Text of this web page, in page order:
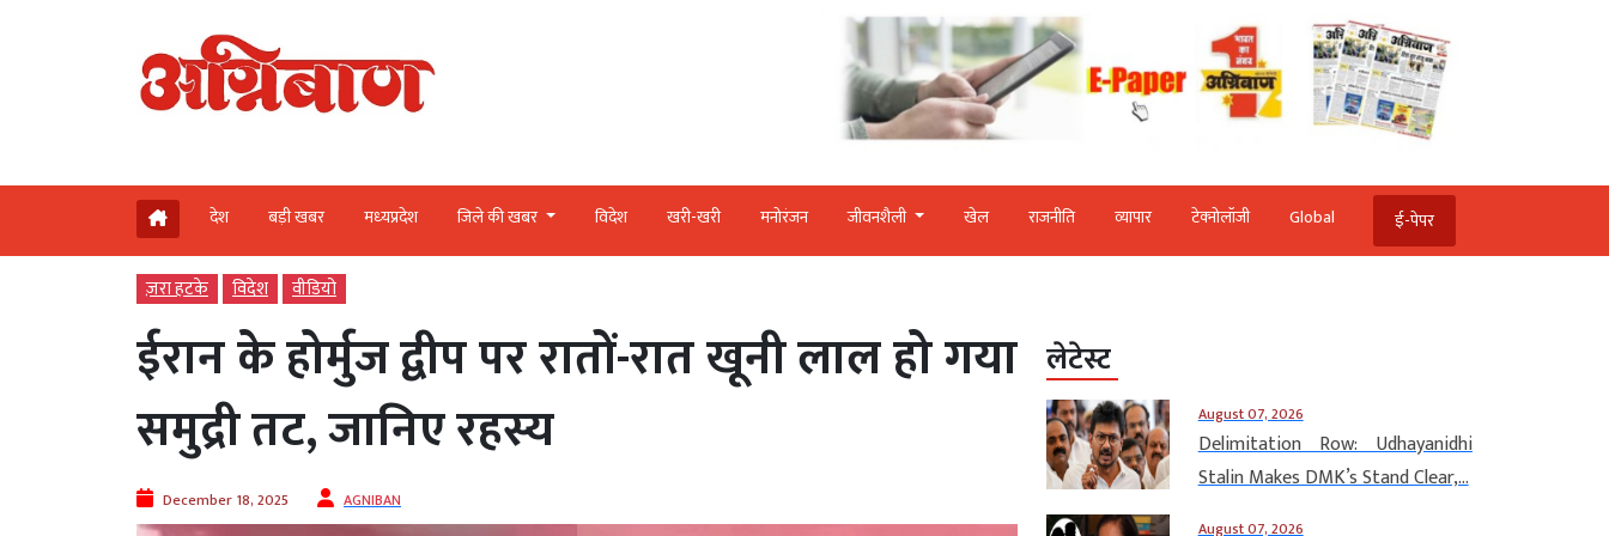
देश बड़ी खबर मध्‍यप्रदेश जिले की खबर विदेश खरी-खरी मनोरंजन जीवनशैली खेल राजनीति व्‍यापार टेक्‍नोलॉजी Global ई-पेपर
ज़रा हटके विदेश वीडियो
ईरान के होर्मुज द्वीप पर रातों-रात खूनी लाल हो गया
समुद्री तट, जानिए रहस्‍य
December 18, 2025 AGNIBAN
लेटेस्ट
August 07, 2026
Delimitation Row: Udhayanidhi
Stalin Makes DMK’s Stand Clear,...
August 07, 2026